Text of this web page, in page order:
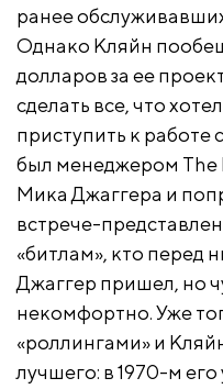
ранее
Однако Кляйн
долларов за ее
сделать все, что
приступить к работе
был менеджером The
Мика Джаггера и
встрече-
«битлам», кто перед
Джаггер пришел, но
некомфортно. Уже
«роллингами» и
лучшего: в 1970-м